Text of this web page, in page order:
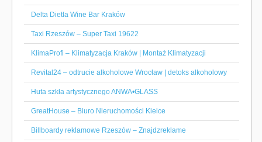
Delta Dietla Wine Bar Kraków
Taxi Rzeszów – Super Taxi 19622
KlimaProfi – Klimatyzacja Kraków | Montaż Klimatyzacji
Revital24 – odtrucie alkoholowe Wrocław | detoks alkoholowy
Huta szkła artystycznego ANWA•GLASS
GreatHouse – Biuro Nieruchomości Kielce
Billboardy reklamowe Rzeszów – Znajdzreklame